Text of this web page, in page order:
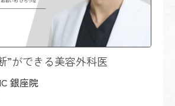
”ができる美容外科医
銀座院